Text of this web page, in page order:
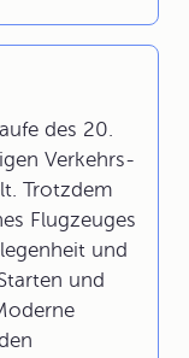
des 20.
Verkehrs-
Trotzdem
Flugzeuges
und
und